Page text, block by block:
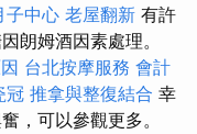
子中心 老屋翻新 有許
朗姆酒因素處理。
台北按摩服務 會計
冠 推拿與整復結合 幸
，可以參觀更多。